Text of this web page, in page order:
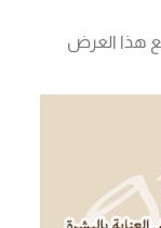
هذا العرض